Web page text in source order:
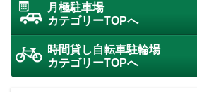
月極駐車場
カテゴリーTOPへ
時間貸し自転車駐輪場
カテゴリーTOPへ